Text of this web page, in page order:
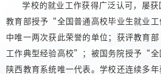
学校的就业工作获得广泛认可，屡
教育部授予“全国普通高校毕业生就业
中唯一两次获此荣誉的单位；获评教育
工作典型经验高校”；被国务院授予“
陕西教育系统唯一代表。学校还连续多